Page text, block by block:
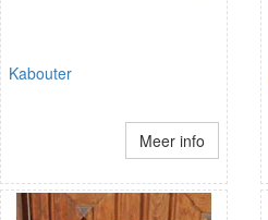
Kabouter
Meer info